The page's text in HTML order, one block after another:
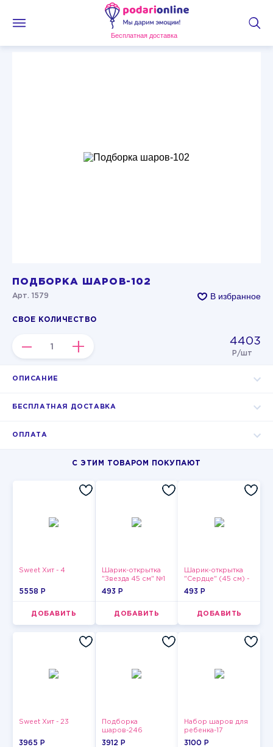
Бесплатная доставка
ПОДБОРКА ШАРОВ-102
Арт. 1579 В избранное
СВОЕ КОЛИЧЕСТВО
– + 4403
Р/шт
ОПИСАНИЕ
БЕСПЛАТНАЯ ДОСТАВКА
ОПЛАТА
С ЭТИМ ТОВАРОМ ПОКУПАЮТ
Sweet Хит - 4
5558 P
ДОБАВИТЬ
Шарик-открытка
"Звезда 45 см" №1
493 P
ДОБАВИТЬ
Шарик-открытка
"Сердце" (45 см) -
2
493 P
ДОБАВИТЬ
Sweet Хит - 23
3965 P
Подборка
шаров-246
3912 P
Набор шаров для
ребенка-17
3100 P